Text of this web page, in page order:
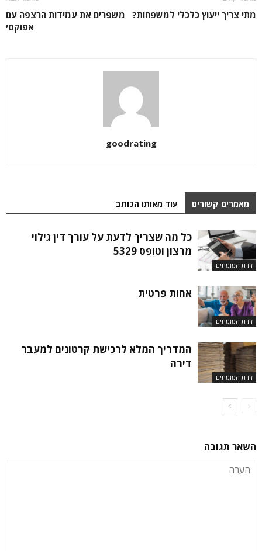
מתי צריך ייעוץ כלכלי למשפחות?
משפרים את עמידות הרצפה עם
אפוקסי
goodrating
מאמרים קשורים עוד מאותו הכותב
זירת המומחים
כל מה שצריך לדעת על עורך דין גילוי
מרצון וטופס 5329
זירת המומחים
אחות פרטית
זירת המומחים
המדריך המלא לרכישת קרטונים למעבר
דירה
השאר תגובה